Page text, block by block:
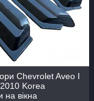
Chevrolet Aveo I
Korea
на вікна